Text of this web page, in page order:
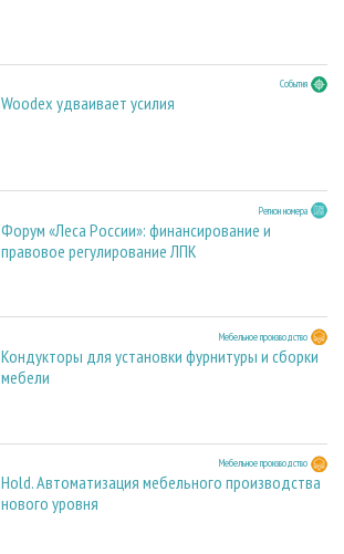
События
Woodex удваивает усилия
Регион номера
Форум «Леса России»: финансирование и
правовое регулирование ЛПК
Мебельное производство
Кондукторы для установки фурнитуры и сборки
мебели
Мебельное производство
Hold. Автоматизация мебельного производства
нового уровня